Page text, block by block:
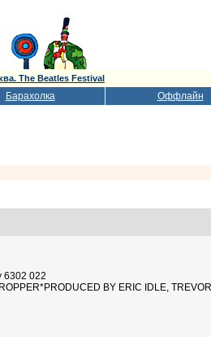
The Beatles Festival
Барахолка Оффлайн
6302 022
BY ERIC IDLE,